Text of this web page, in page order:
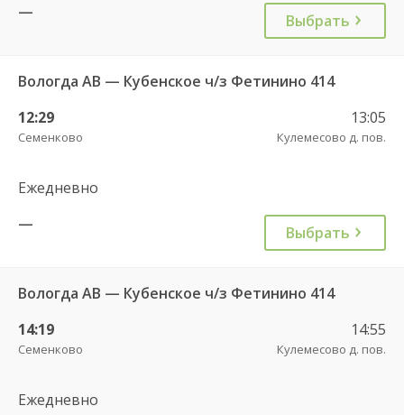
—
Выбрать
Вологда АВ — Кубенское ч/з Фетинино 414
12:29
Семенково
13:05
Кулемесово д. пов.
Ежедневно
—
Выбрать
Вологда АВ — Кубенское ч/з Фетинино 414
14:19
Семенково
14:55
Кулемесово д. пов.
Ежедневно